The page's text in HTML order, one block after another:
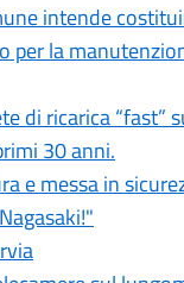
intende
la
di ricarica “fast”
30 anni.
e messa in